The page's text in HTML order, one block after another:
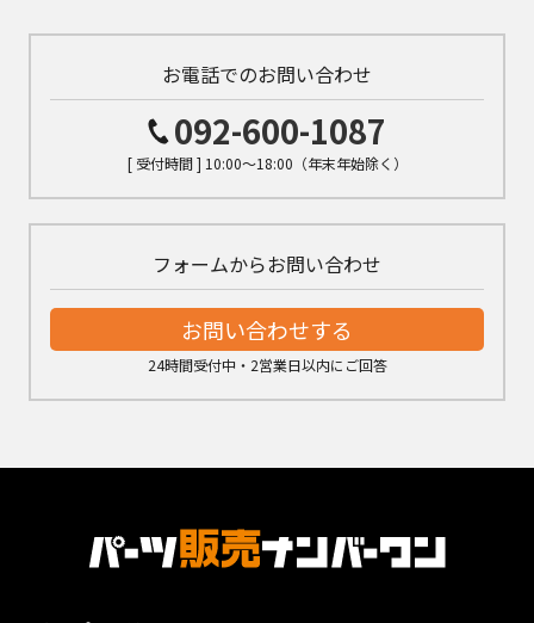
お電話でのお問い合わせ
092-600-1087
[ 受付時間 ] 10:00～18:00（年末年始除く）
フォームからお問い合わせ
お問い合わせする
24時間受付中・2営業日以内にご回答